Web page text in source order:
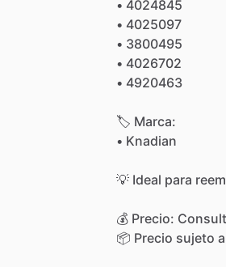
• 4024845
• 4025097
• 3800495
• 4026702
• 4920463
🏷 Marca:
• Knadian
💡 Ideal para
💰 Precio:
📦 Precio sujeto a